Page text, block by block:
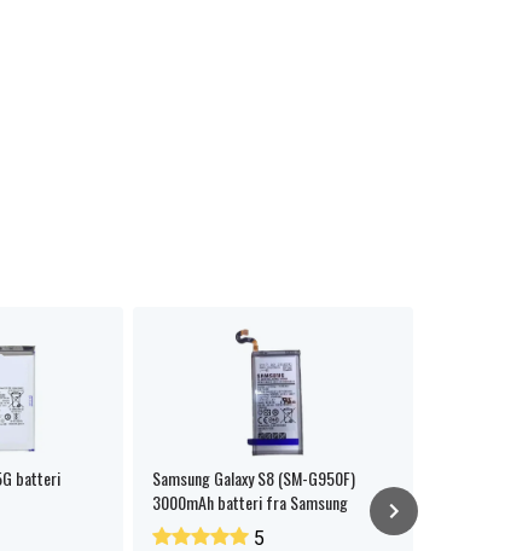
batteri
Samsung Galaxy S8 (SM-G950F)
3000mAh batteri fra Samsung
5